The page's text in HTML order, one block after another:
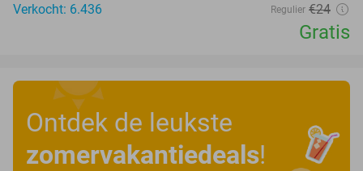
Verkocht: 6.436
Regulier €24
Gratis
Ontdek de leukste
zomervakantiedeals!